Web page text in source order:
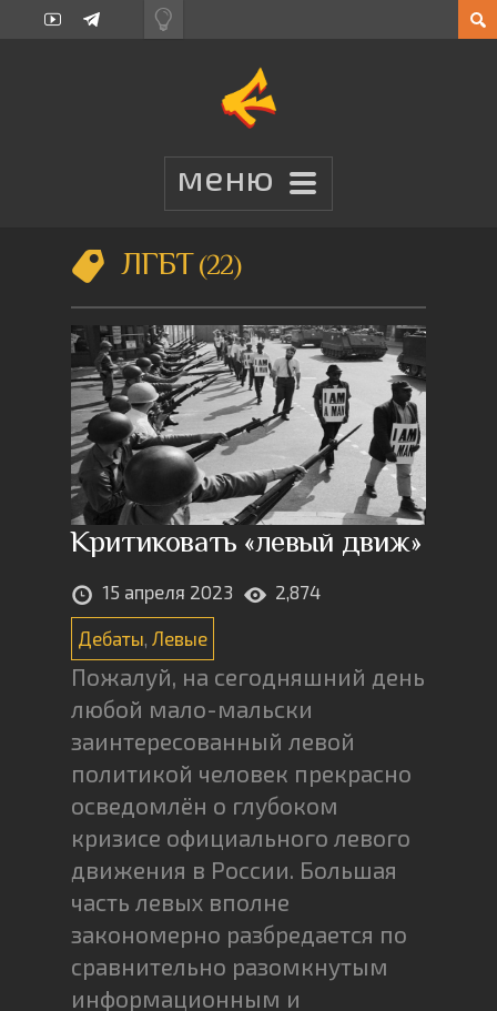
ЛГБТ 22
Критиковать «левый движ»
15 апреля 2023 2,874
Дебаты Левые
Пожалуй, на сегодняшний день
любой мало-мальски
заинтересованный левой
политикой человек прекрасно
осведомлён о глубоком
кризисе официального левого
движения в России. Большая
часть левых вполне
закономерно разбредается по
сравнительно разомкнутым
информационным и